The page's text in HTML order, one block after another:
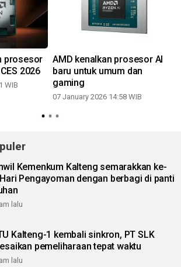
prosesor
2026
WIB
AMD kenalkan prosesor AI
baru untuk umum dan
gaming
07 January 2026 14:58 WIB
Kemenkum Kalteng semarakkan ke-
Pengayoman dengan berbagi di panti
lalu
Kalteng-1 kembali sinkron, PT SLK
pemeliharaan tepat waktu
lalu